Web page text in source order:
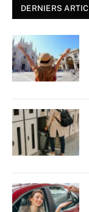
DERNIERS